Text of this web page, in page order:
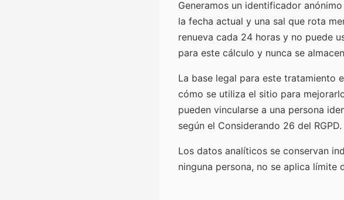
Generamos un identificador
la fecha actual y una sal que rota
renueva cada 24 horas y no puede
para este cálculo y nunca se
La base legal para este tratamiento
cómo se utiliza el sitio para
pueden vincularse a una persona
según el Considerando 26 del RGPD.
Los datos analíticos se conservan
ninguna persona, no se aplica límite